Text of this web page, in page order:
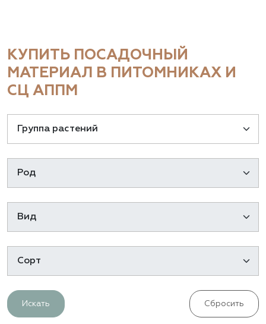
КУПИТЬ ПОСАДОЧНЫЙ
МАТЕРИАЛ В ПИТОМНИКАХ И
СЦ АППМ
Искать Сбросить